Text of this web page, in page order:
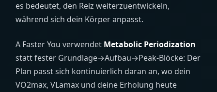
es bedeutet, den Reiz weiterzuentwickeln,
während sich dein Körper anpasst.
A Faster You verwendet Metabolic Periodization
statt fester Grundlage→Aufbau→Peak-Blöcke: Der
Plan passt sich kontinuierlich daran an, wo dein
VO2max, VLamax und deine Erholung heute